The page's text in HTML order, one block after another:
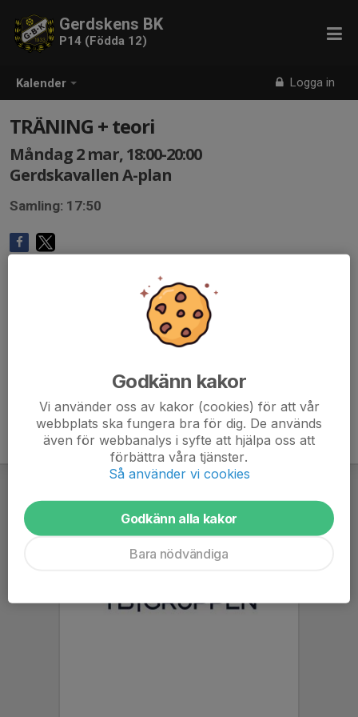
Kalender Logga in
Gerdskens BK
P14 (Födda 12)
TRÄNING + teori
Måndag 2 mar, 18:00-20:00
Gerdskavallen A-plan
Samling: 17:50
Godkänn kakor
Vi använder oss av kakor (cookies) för att vår
webbplats ska fungera bra för dig. De används
även för webbanalys i syfte att hjälpa oss att
förbättra våra tjänster.
Så använder vi cookies
Godkänn alla kakor
Bara nödvändiga